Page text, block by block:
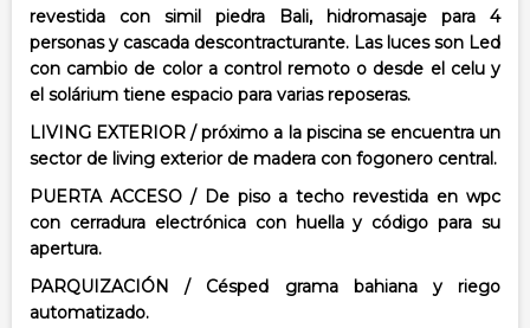
revestida con simil piedra Bali, hidromasaje para 4
personas y cascada descontracturante. Las luces son Led
con cambio de color a control remoto o desde el celu y
el solárium tiene espacio para varias reposeras.
LIVING EXTERIOR / próximo a la piscina se encuentra un
sector de living exterior de madera con fogonero central.
PUERTA ACCESO / De piso a techo revestida en wpc
con cerradura electrónica con huella y código para su
apertura.
PARQUIZACIÓN / Césped grama bahiana y riego
automatizado.